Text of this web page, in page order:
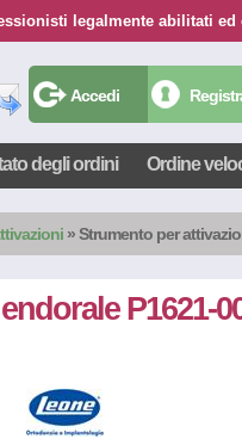
legalmente abilitati
Accedi
degli ordini Ordine
» Strumento per
P1621-